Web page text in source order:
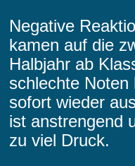
Negative
kamen auf die
Halbjahr ab
schlechte Noten
sofort wieder
ist anstrengend
zu viel Druck.